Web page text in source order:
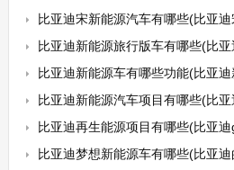
比亚迪宋新能源汽车有哪些(比亚
比亚迪新能源旅行版车有哪些(比
比亚迪新能源车有哪些功能(比亚
比亚迪新能源汽车项目有哪些(比
比亚迪再生能源项目有哪些(比亚
比亚迪梦想新能源车有哪些(比亚